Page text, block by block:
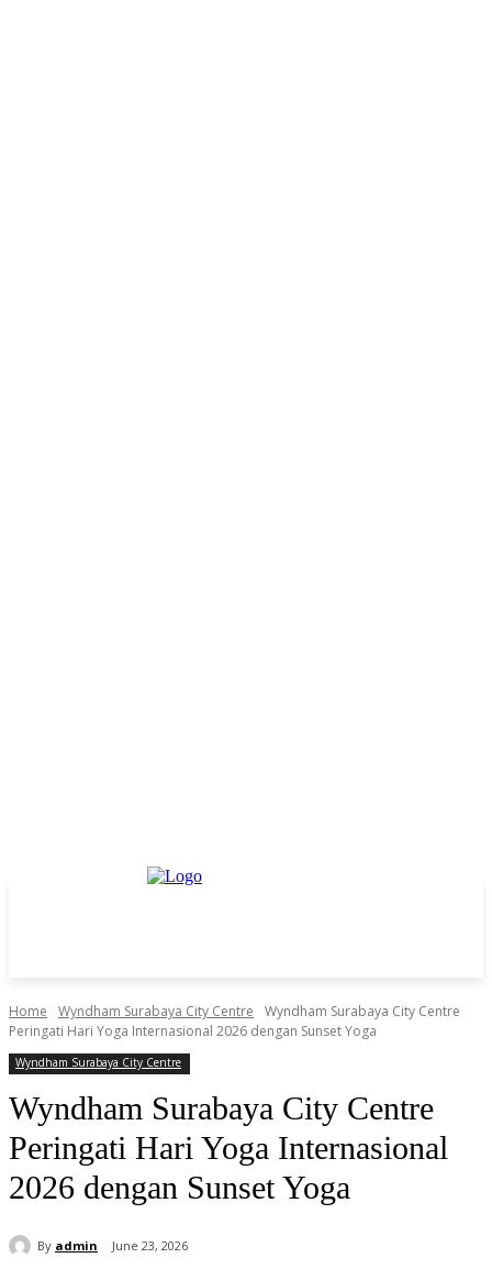
Home Wyndham Surabaya City Centre
Wyndham Surabaya City Centre
Peringati Hari Yoga Internasional 2026 dengan Sunset Yoga
Wyndham Surabaya City Centre
Wyndham Surabaya City Centre
Peringati Hari Yoga Internasional
2026 dengan Sunset Yoga
By admin June 23, 2026